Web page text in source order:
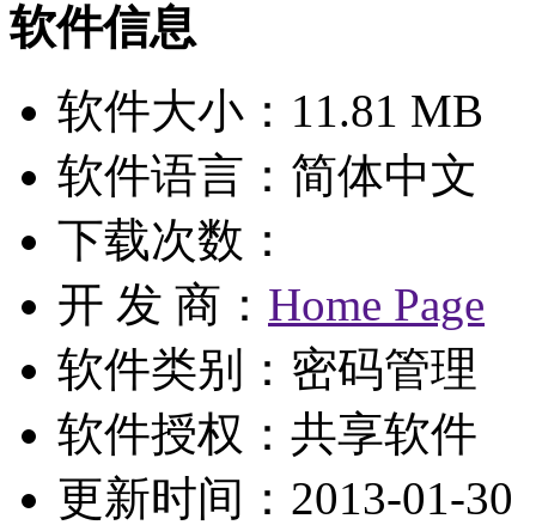
软件信息
软件大小：11.81 MB
软件语言：简体中文
下载次数：
开 发 商： Home Page
软件类别：密码管理
软件授权： 共享软件
更新时间：2013-01-30